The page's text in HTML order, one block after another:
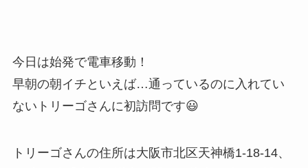
今日は始発で電車移動！
早朝の朝イチといえば…通っているのに入れてい
ないトリーゴさんに初訪問です😃
トリーゴさんの住所は大阪市北区天神橋1-18-14、